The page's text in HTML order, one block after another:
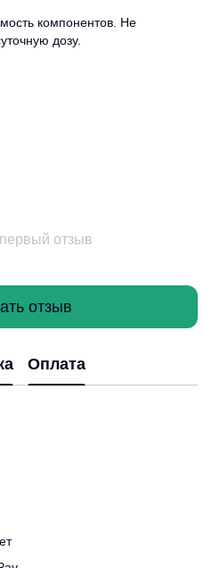
компонентов. Не
дозу.
отзыв
отзыв
Оплата